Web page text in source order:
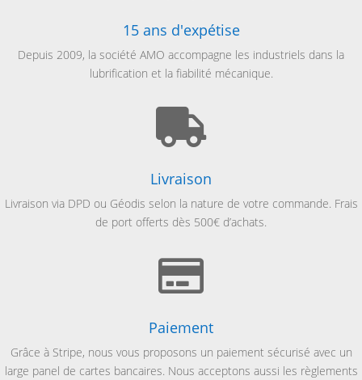
15 ans d'expétise
Depuis 2009, la société AMO accompagne les industriels dans la
lubrification et la fiabilité mécanique.

Livraison
Livraison via DPD ou Géodis selon la nature de votre commande. Frais
de port offerts dès 500€ d’achats.

Paiement
Grâce à Stripe, nous vous proposons un paiement sécurisé avec un
large panel de cartes bancaires. Nous acceptons aussi les règlements